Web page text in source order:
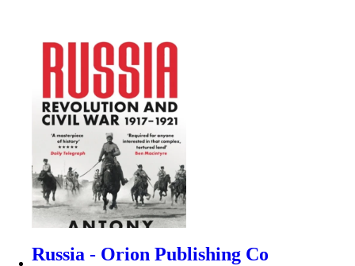
Russia - Orion Publishing Co